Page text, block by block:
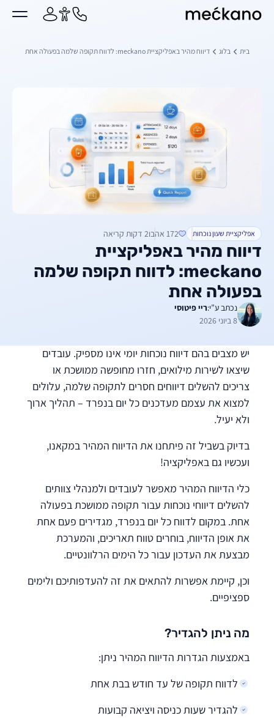
מרכזי
מקאנו
בית בלוג דיווח מהיר באפליקציית meckano: לדווח תקופה שלמה בפעולה אחת
אפליקציית שעון נוכחות 172 אהבו 2 דקות קריאה
דיווח מהיר באפליקציית
meckano: לדווח תקופה שלמה
בפעולה אחת
נכתב ע”י:ריי פיטוסי
8 ביוני 2026
יש מצבים בהם דיווח נוכחות יומי אינו מספיק. עובדים
שיצאו לשירות מילואים, חזרו מחופשה ממושכת או
צריכים להשלים דיווחים חסרים לתקופה שלמה, עלולים
למצוא את עצמם מעדכנים כל יום בנפרד – תהליך ארוך
ולא יעיל.
בדיוק בשביל זה פיתחנו את הדיווח המהיר במקאנו,
ועכשיו גם באפליקציה!
כלי הדיווח המהיר מאפשר לעובדים ולמנהלי צוותים
להשלים דיווחי נוכחות עבור תקופה ממושכת בפעולה
אחת. במקום לדווח כל יום בנפרד, מגדירים פעם אחת
את אופן הדיווח, בוחרים טווח תאריכים, והמערכת
מבצעת את העדכון עבור כל הימים הרלוונטיים.
וכן, קיימת אפשרות להתאים את זה להעדפותיכם ולימים
ספציפיים.
מה ניתן להגדיר?
באמצעות הגדרות הדיווח המהיר ניתן:
לדווח תקופה של עד חודש בבת אחת
להגדיר שעות כניסה ויציאה קבועות